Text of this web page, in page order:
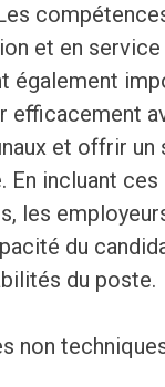
et en service
également
efficacement
et offrir un
En incluant ces
les
du
du poste.
non